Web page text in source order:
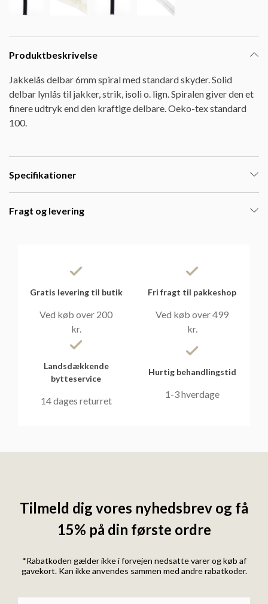
Produktbeskrivelse
Jakkelås delbar 6mm spiral med standard skyder. Solid
delbar lynlås til jakker, strik, isoli o. lign. Spiralen giver den et
finere udtryk end den kraftige delbare. Oeko-tex standard
100.
Specifikationer
Fragt og levering
Gratis levering til butik
Ved køb over 200
kr.
Fri fragt til pakkeshop
Ved køb over 499
kr.
Landsdækkende
bytteservice
14 dages returret
Hurtig behandlingstid
1-3 hverdage
Tilmeld dig vores nyhedsbrev og få
15% på din første ordre
*Rabatkoden gælder ikke i forvejen nedsatte varer og køb af
gavekort. Kan ikke anvendes sammen med andre rabatkoder.